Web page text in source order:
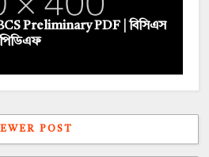
Preliminary PDF | বিসিএস
পিডিএফ
POST